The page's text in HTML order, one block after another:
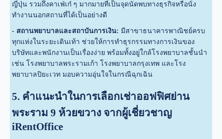
ญี่ปุ่น รวมถึงคาเฟ่เก๋ ๆ มากมายที่เป็นจุดนัดพบทางธุรกิจหรือนั่ง
ทำงานนอกสถานที่ได้เป็นอย่างดี
- สถานพยาบาลและสถาบันการเงิน: มีสาขาธนาคารพาณิชย์ครบ
ทุกแห่งในระยะเดินเท้า ช่วยให้การทำธุรกรรมทางการเงินของ
บริษัทและพนักงานเป็นเรื่องง่าย พร้อมทั้งอยู่ใกล้โรงพยาบาลชั้นนำ
เช่น โรงพยาบาลพระรามเก้า โรงพยาบาลกรุงเทพ และโรง
พยาบาลปิยะเวท มอบความอุ่นใจในกรณีฉุกเฉิน
5. คำแนะนำในการเลือกเช่าออฟฟิศย่าน
พระราม 9 ห้วยขวาง จากผู้เชี่ยวชาญ
iRentOffice